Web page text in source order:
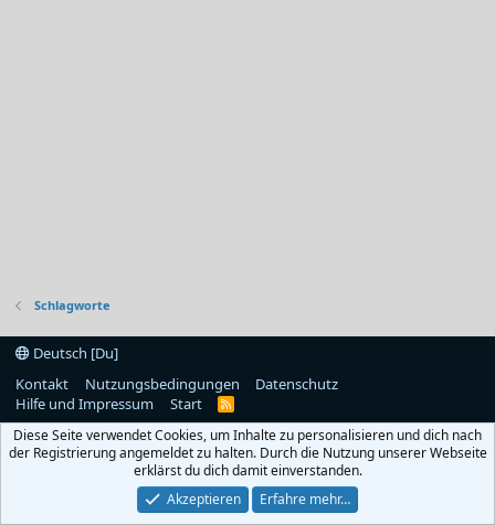
Schlagworte
Deutsch [Du]
Kontakt
Nutzungsbedingungen
Datenschutz
Hilfe und Impressum
Start
R
S
Diese Seite verwendet Cookies, um Inhalte zu personalisieren und dich nach
der Registrierung angemeldet zu halten. Durch die Nutzung unserer Webseite
erklärst du dich damit einverstanden.
Akzeptieren
Erfahre mehr…